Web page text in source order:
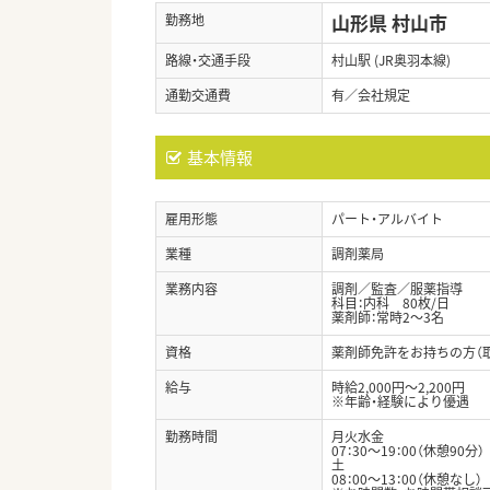
勤務地 山形県 村山市
路線・交通手段
村山駅 (JR奥羽本線)
通勤交通費
有／会社規定
基本情報
雇用形態
パート・アルバイト
業種
調剤薬局
業務内容
調剤／監査／服薬指導
科目：内科 80枚/日
薬剤師：常時2～3名
資格
薬剤師免許をお持ちの方（
給与
時給2,000円～2,200円
※年齢・経験により優遇
勤務時間
月火水金
07：30～19：00（休憩90分）
土
08：00～13：00（休憩なし）